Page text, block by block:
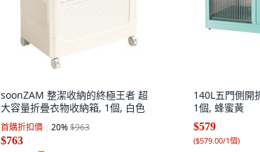
soonZAM 整潔收納的終極王者 超
大容量折疊衣物收納箱, 1個, 白色
首購折扣價 20%$963
$763
140L五門側開
1個, 蜂蜜黃
$579
($579.00/1個)